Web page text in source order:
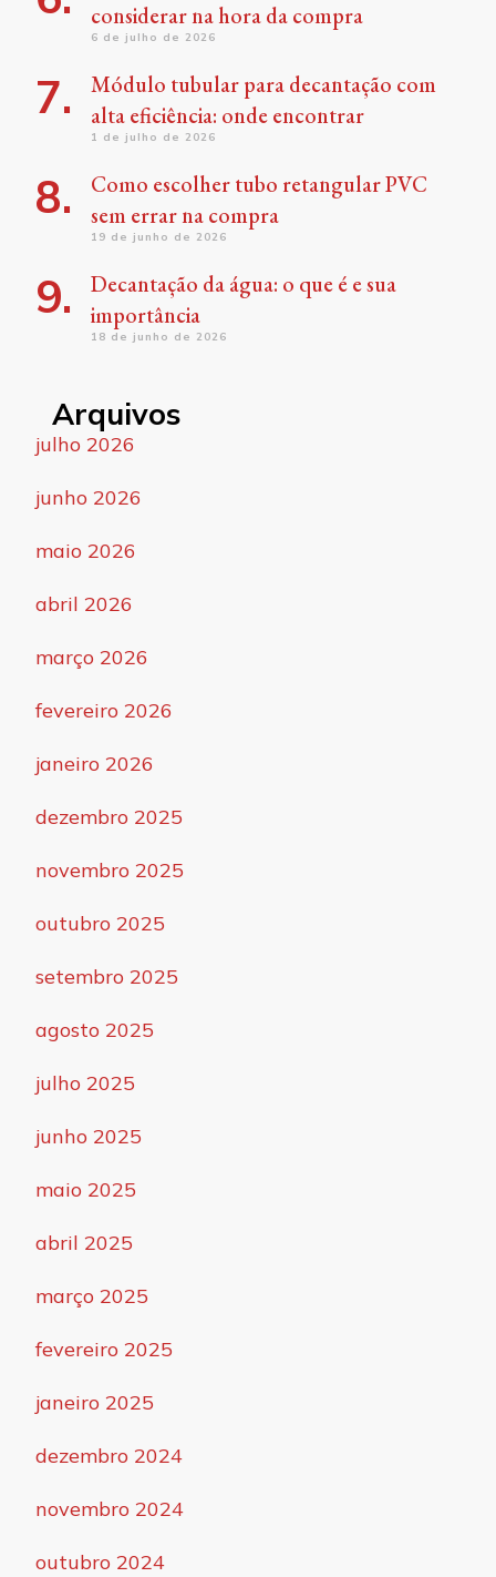
considerar na hora da compra
6 de julho de 2026
Módulo tubular para decantação com
alta eficiência: onde encontrar
1 de julho de 2026
Como escolher tubo retangular PVC
sem errar na compra
19 de junho de 2026
Decantação da água: o que é e sua
importância
18 de junho de 2026
Arquivos
julho 2026
junho 2026
maio 2026
abril 2026
março 2026
fevereiro 2026
janeiro 2026
dezembro 2025
novembro 2025
outubro 2025
setembro 2025
agosto 2025
julho 2025
junho 2025
maio 2025
abril 2025
março 2025
fevereiro 2025
janeiro 2025
dezembro 2024
novembro 2024
outubro 2024